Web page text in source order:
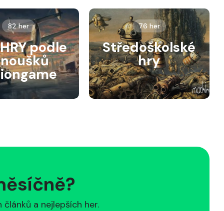
82 her
podle
76 her
Středoškolské
hry
a nejlepších her.